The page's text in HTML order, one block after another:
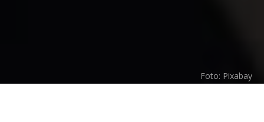
Foto: Pixabay